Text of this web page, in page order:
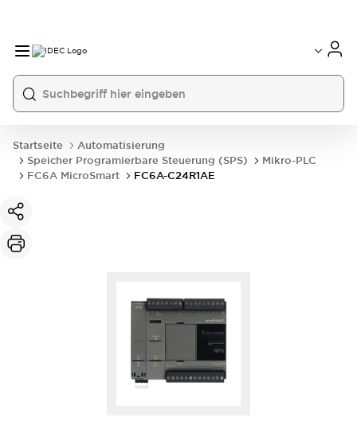
Startseite
Automatisierung
Speicher Programierbare Steuerung (SPS)
Mikro-PLC
FC6A MicroSmart
FC6A-C24R1AE